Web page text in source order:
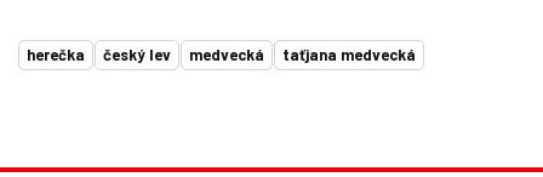
herečka český lev medvecká taťjana medvecká